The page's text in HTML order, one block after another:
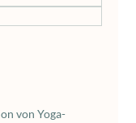
von Yoga-